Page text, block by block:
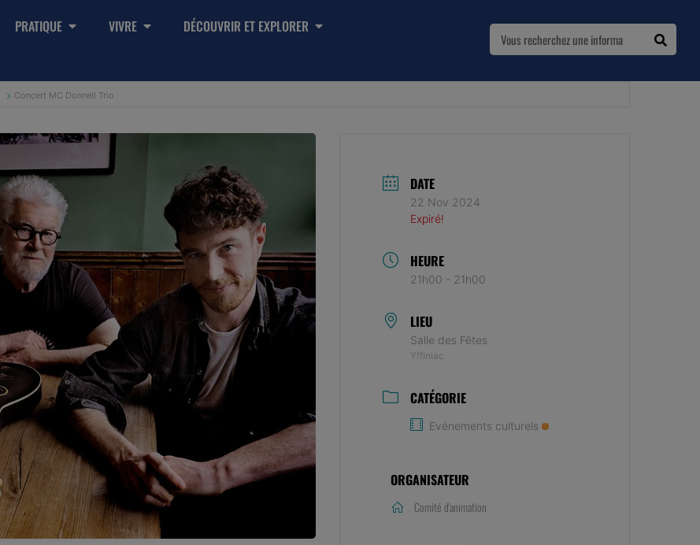
PRATIQUE VIVRE DÉCOUVRIR ET EXPLORER
Concert MC Donnell Trio
DATE
22 Nov 2024
Expiré!
HEURE
21h00 - 21h00
LIEU
Salle des Fêtes
Yffiniac
CATÉGORIE
Evénements culturels
ORGANISATEUR
Comité d'animation